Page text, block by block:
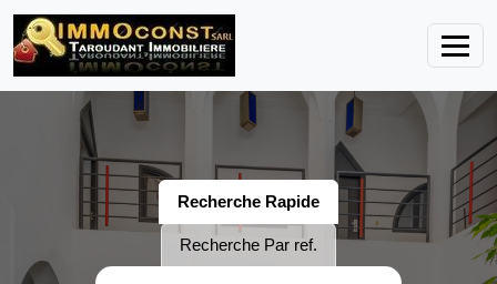
Recherche Rapide
Recherche Par ref.